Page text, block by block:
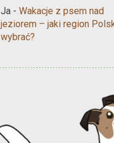
Ja - Wakacje z psem nad
jeziorem – jaki region
wybrać?